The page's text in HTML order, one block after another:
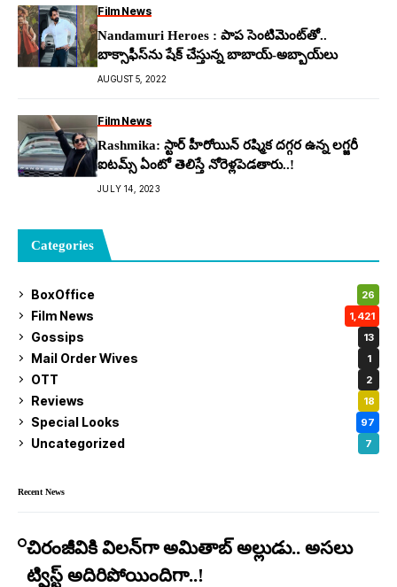
Film News
Nandamuri Heroes : పాప సెంటిమెంట్‌తో..
బాక్సాఫీస్‌ను షేక్ చేస్తున్న బాబాయ్-అబ్బాయ్‌లు
AUGUST 5, 2022
Film News
Rashmika: స్టార్ హీరోయిన్ ర‌ష్మిక‌ ద‌గ్గ‌ర ఉన్న ల‌గ్జ‌రీ
ఐటమ్స్ ఏంటో తెలిస్తే నోరెళ్ల‌పెడ‌తారు..!
JULY 14, 2023
Categories
BoxOffice 26
Film News 1,421
Gossips 13
Mail Order Wives 1
OTT 2
Reviews 18
Special Looks 97
Uncategorized 7
Recent News
చిరంజీవికి విలన్‌గా అమితాబ్ అల్లుడు.. అసలు
ట్విస్ట్ అదిరిపోయిందిగా..!